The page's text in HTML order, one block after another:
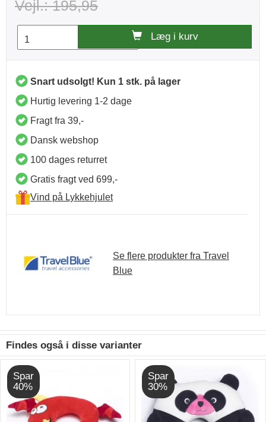
Vejl.: 195,95
Læg i kurv
Snart udsolgt! Kun 1 stk. på lager
Hurtig levering 1-2 dage
Fragt fra 39,-
Dansk webshop
100 dages returret
Gratis fragt ved 699,-
Vind på Lykkehjulet
Se flere produkter fra Travel
Blue
Findes også i disse varianter
Spar
40%
Spar
30%